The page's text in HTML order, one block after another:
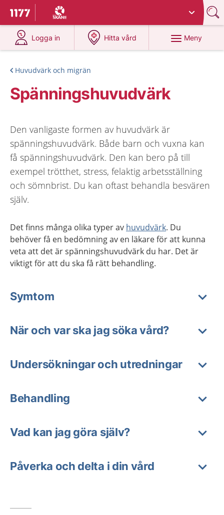
Till startsidan för 1177
Du har valt region
Logga in
på 1177.se
Hitta vård
på 1177.se
Meny
Huvudvärk och migrän
Spänningshuvudvärk
Den vanligaste formen av huvudvärk är
spänningshuvudvärk. Både barn och vuxna kan
få spänningshuvudvärk. Den kan bero på till
exempel trötthet, stress, felaktig arbetsställning
och sömnbrist. Du kan oftast behandla besvären
själv.
Det finns många olika typer av huvudvärk. Du
behöver få en bedömning av en läkare för att kunna
veta att det är spänningshuvudvärk du har. Det är
viktigt för att du ska få rätt behandling.
Symtom
När och var ska jag söka vård?
Undersökningar och utredningar
Behandling
Vad kan jag göra själv?
Påverka och delta i din vård